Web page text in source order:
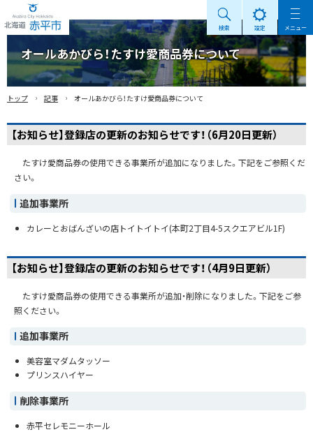
Akabira City Hokkaido 北海道 赤平市
検索 設定 メニュー
オールあかびら！たすけ愛商品券について
トップ › 記事 › オールあかびら！たすけ愛商品券について
【お知らせ】登録店の更新のお知らせです！（6月20日更新）
たすけ愛商品券の使用できる事業所が追加になりました。下記をご参照くだ
さい。
追加事業所
カレーとおばんざいの店トイトイトイ(本町2丁目4-5スクエアビル1F)
【お知らせ】登録店の更新のお知らせです！（4月9日更新）
たすけ愛商品券の使用できる事業所が追加・削除になりました。下記をご参
照ください。
追加事業所
美容室マダムタッソー
プリンスハイヤー
削除事業所
赤平セレモニーホール